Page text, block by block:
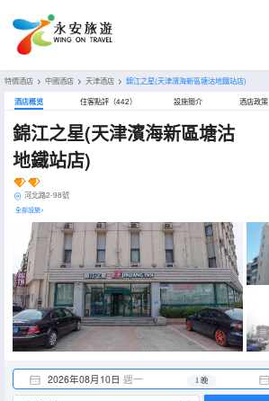
特價酒店 > 中國酒店 > 天津酒店 > 錦江之星(天津濱海新區塘沽地鐵站店)
酒店概览 住客點評（442） 設施簡介 酒店政策
錦江之星(天津濱海新區塘沽
地鐵站店)
河北路2-98號
全部設施>
2026年08月10日 週一 1 晚